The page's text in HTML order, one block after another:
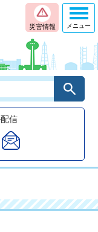
災害情報
信
メニュー